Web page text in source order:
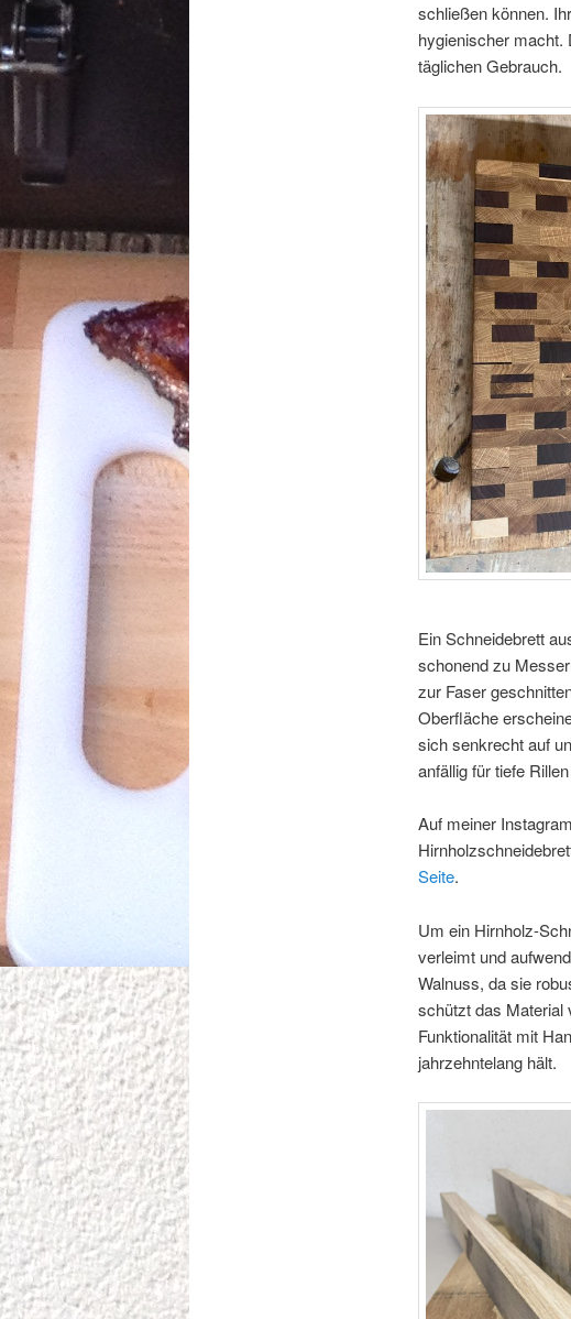
schließen können.
hygienischer macht.
täglichen Gebrauch.
Ein Schneidebrett
schonend zu
zur Faser
Oberfläche
sich senkrecht auf
anfällig für tiefe
Auf meiner
Seite.
Um ein Hirnholz-
verleimt und
Walnuss, da sie
schützt das Material
Funktionalität mit
jahrzehntelang hält.